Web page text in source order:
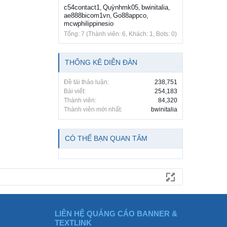
c54contact1, Quỳnhmk05, bwinitalia,
ae888bicom1vn, Go88appco,
mcwphilippinesio
Tổng: 7 (Thành viên: 6, Khách: 1, Bots: 0)
THỐNG KÊ DIỄN ĐÀN
Đề tài thảo luận:
238,751
Bài viết:
254,183
Thành viên:
84,320
Thành viên mới nhất:
bwinitalia
CÓ THỂ BẠN QUAN TÂM
LIÊN HỆ QUẢNG CÁO BANNER &
TEXTLINK